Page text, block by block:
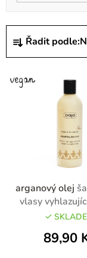
Ř
a
e
Řadit podle:
arganový olej
vlasy
89,90